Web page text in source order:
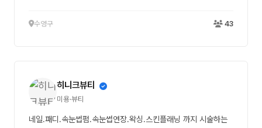
수영구 43
히니크뷰티
미용·뷰티
네일.패디.속눈썹펌.속눈썹연장.왁싱.스킨플래닝 까지 시술하는